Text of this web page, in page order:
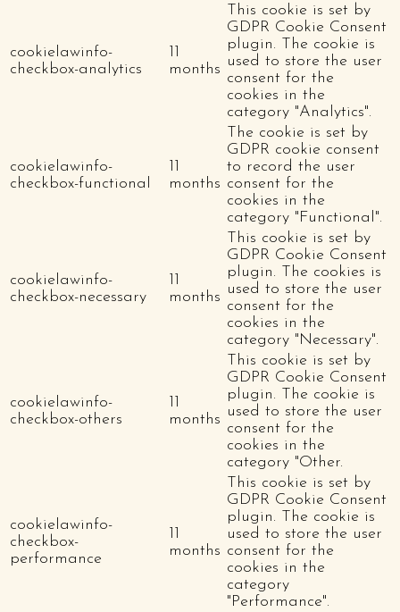
cookielawinfo-
checkbox-analytics
11
months
This cookie is set by
GDPR Cookie Consent
plugin. The cookie is
used to store the user
consent for the
cookies in the
category "Analytics".
cookielawinfo-
checkbox-functional
11
months
The cookie is set by
GDPR cookie consent
to record the user
consent for the
cookies in the
category "Functional".
cookielawinfo-
checkbox-necessary
11
months
This cookie is set by
GDPR Cookie Consent
plugin. The cookies is
used to store the user
consent for the
cookies in the
category "Necessary".
cookielawinfo-
checkbox-others
11
months
This cookie is set by
GDPR Cookie Consent
plugin. The cookie is
used to store the user
consent for the
cookies in the
category "Other.
cookielawinfo-
checkbox-
performance
11
months
This cookie is set by
GDPR Cookie Consent
plugin. The cookie is
used to store the user
consent for the
cookies in the
category
"Performance".